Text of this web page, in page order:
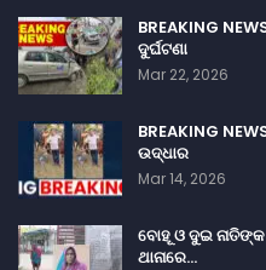
BREAKING
ଦୁର୍ଘଟଣା
Mar 22, 2026
BREAKING
ଉଦ୍ଧାର
Mar 14, 2026
ବୋହୂ ଓ ଦୁଇ ନାତିଙ୍କ
ଥାନାରେ…